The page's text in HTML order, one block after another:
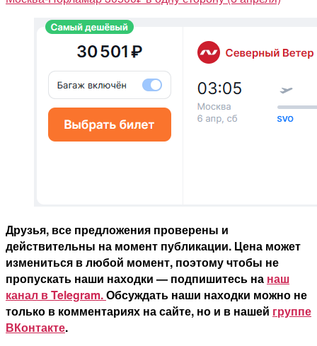
Друзья, все предложения проверены и
действительны на момент публикации. Цена может
измениться в любой момент, поэтому чтобы не
пропускать наши находки — подпишитесь на наш
канал в Telegram.Обсуждать наши находки можно не
только в комментариях на сайте, но и в нашей группе
ВКонтакте.